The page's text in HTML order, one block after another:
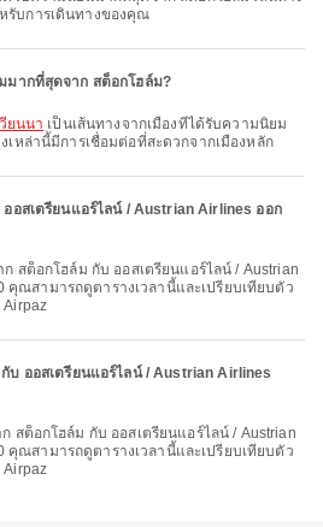
รับการเดินทางของคุณ
มากที่สุดจาก สต็อกโฮล์ม?
ยนนา เป็นเส้นทางจากเมืองที่ได้รับความนิยม
หล่านี้มีการเชื่อมต่อที่สะดวกจากเมืองหลัก
อสเตรียนแอร์ไลน์ / Austrian Airlines ออก
คุณสามารถดูตารางเวลานี้และเปรียบเทียบตัว
Airpaz
บ ออสเตรียนแอร์ไลน์ / Austrian Airlines
คุณสามารถดูตารางเวลานี้และเปรียบเทียบตัว
Airpaz